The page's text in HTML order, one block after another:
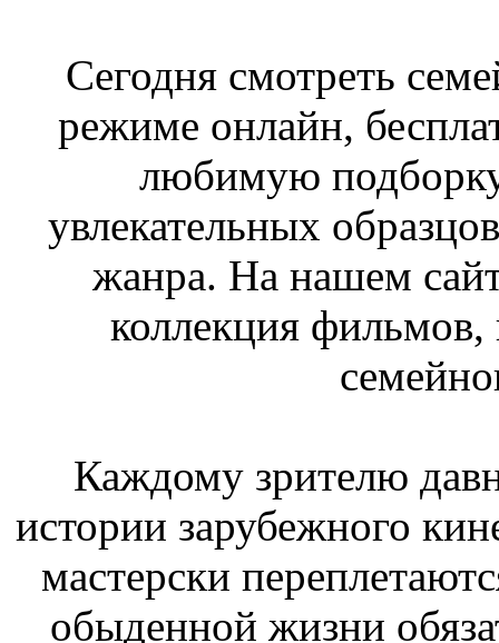
Сегодня смотреть
режиме онлайн,
любимую
увлекательных
жанра. На нашем
коллекция
Каждому зрителю
истории зарубежного
мастерски
обыденной жизни